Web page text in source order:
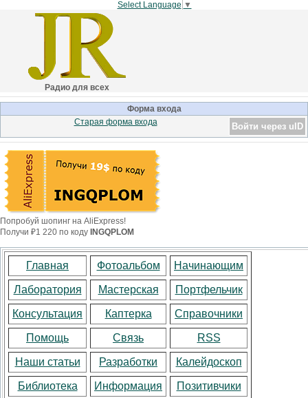
Select Language ▼
Радио для всех
Форма входа
Войти через uID
Старая форма входа
Попробуй шопинг на AliExpress!
Получи ₽1 220 по коду INGQPLOM
Главная Фотоальбом Начинающим
Лаборатория Мастерская Портфельчик
Консультация Каптерка Справочники
Помощь Связь RSS
Наши статьи Разработки Калейдоскоп
Библиотека Информация Позитивчики